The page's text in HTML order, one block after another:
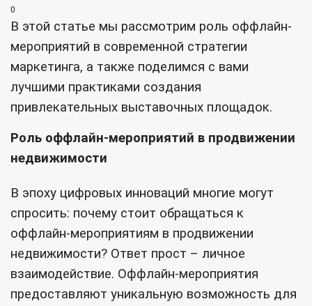
0
В этой статье мы рассмотрим роль оффлайн-
мероприятий в современной стратегии
маркетинга, а также поделимся с вами
лучшими практиками создания
привлекательных выставочных площадок.
Роль оффлайн-мероприятий в продвижении
недвижимости
В эпоху цифровых инноваций многие могут
спросить: почему стоит обращаться к
оффлайн-мероприятиям в продвижении
недвижимости? Ответ прост – личное
взаимодействие. Оффлайн-мероприятия
предоставляют уникальную возможность для